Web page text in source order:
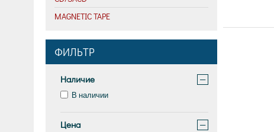
MAGNETIC TAPE
ФИЛЬТР
Наличие −
В наличии
Цена −